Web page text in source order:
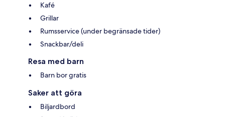
Kafé
Grillar
Rumsservice (under begränsade tider)
Snackbar/deli
Resa med barn
Barn bor gratis
Saker att göra
Biljardbord